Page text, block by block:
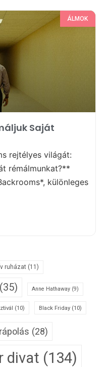
ÁLMOK
Saját
rejtélyes világát:
rémálmunkat?**
különleges
ruházat (11)
(35) Anne Hathaway (9)
(10) Black Friday (10)
(28)
divat (134)